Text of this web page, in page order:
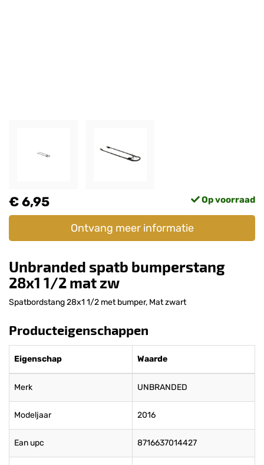
€ 6,95 Op voorraad
Ontvang meer informatie
Unbranded spatb bumperstang
28x1 1/2 mat zw
Spatbordstang 28x1 1/2 met bumper, Mat zwart
Producteigenschappen
Eigenschap Waarde
Merk UNBRANDED
Modeljaar 2016
Ean upc 8716637014427